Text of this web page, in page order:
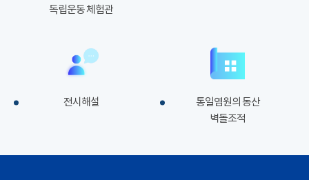
독립운동 체험관
전시해설
통일염원의 동산
벽돌조적